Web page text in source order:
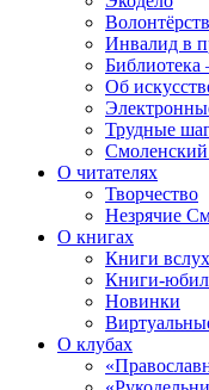
Инвалид в
Об
Трудные
Смоленский
О читателях
Творчество
Незрячие
О книгах
Книги вслух
Книги-
Новинки
О клубах